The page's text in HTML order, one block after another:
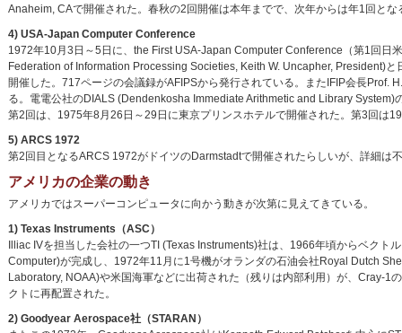
Anaheim, CAで開催された。春秋の2回開催は本年までで、次年からは年1回とな
4) USA-Japan Computer Conference
1972年10月3日～5日に、the First USA-Japan Computer Conference（第1回日
Federation of Information Processing Societies, Keith W. Uncapher, President)と
開催した。717ページの会議録がAFIPSから発行されている。またIFIP会長Prof.
る。電電公社のDIALS (Dendenkosha Immediate Arithmetic and Library
第2回は、1975年8月26日～29日に東京プリンスホテルで開催された。第3回は
5) ARCS 1972
第2回目となるARCS 1972がドイツのDarmstadtで開催されたらしいが、詳細は
アメリカの企業の動き
アメリカではスーパーコンピュータに向かう動きが次第に見えてきている。
1) Texas Instruments（ASC）
Illiac IVを担当した会社の一つTI (Texas Instruments)社は、1966年頃からベク
Computer)が完成し、1972年11月に1号機がオランダの石油会社Royal Dutch
Laboratory, NOAA)や米国海軍などに出荷された（残りは内部利用）が、Cray-
クトに再配置された。
2) Goodyear Aerospace社（STARAN）